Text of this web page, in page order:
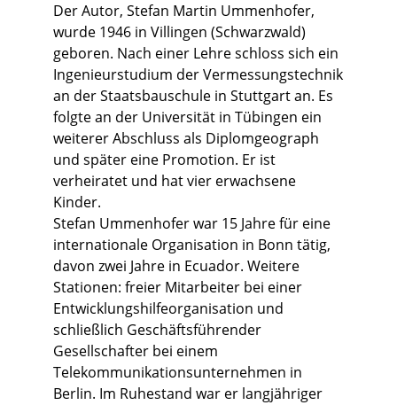
Der Autor, Stefan Martin Ummenhofer,
wurde 1946 in Villingen (Schwarzwald)
geboren. Nach einer Lehre schloss sich ein
Ingenieurstudium der Vermessungstechnik
an der Staatsbauschule in Stuttgart an. Es
folgte an der Universität in Tübingen ein
weiterer Abschluss als Diplomgeograph
und später eine Promotion. Er ist
verheiratet und hat vier erwachsene
Kinder.
Stefan Ummenhofer war 15 Jahre für eine
internationale Organisation in Bonn tätig,
davon zwei Jahre in Ecuador. Weitere
Stationen: freier Mitarbeiter bei einer
Entwicklungshilfeorganisation und
schließlich Geschäftsführender
Gesellschafter bei einem
Telekommunikationsunternehmen in
Berlin. Im Ruhestand war er langjähriger